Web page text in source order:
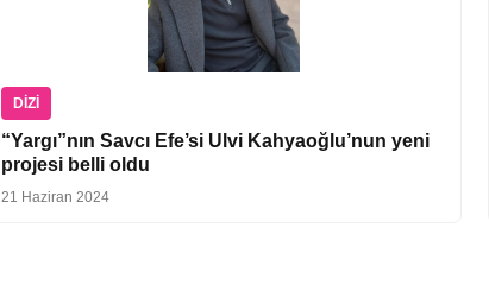
DIZI
“Yargı”nın Savcı Efe’si Ulvi Kahyaoğlu’nun yeni
projesi belli oldu
21 Haziran 2024